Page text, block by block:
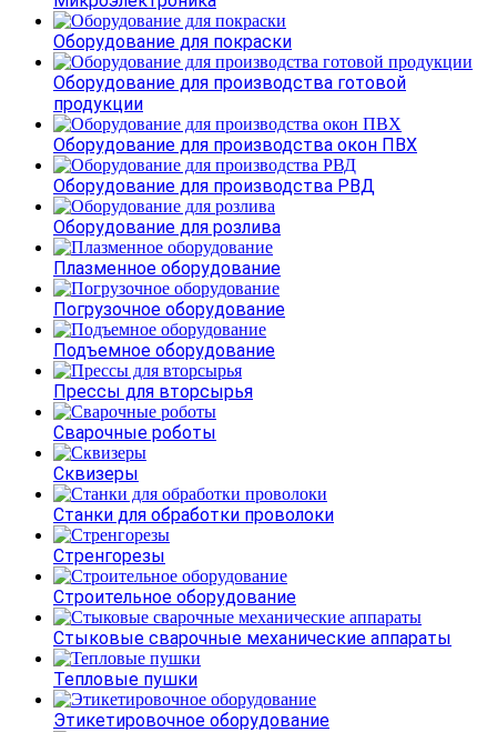
Оборудование для покраски
Оборудование для производства готовой
продукции
Оборудование для производства окон ПВХ
Оборудование для производства РВД
Оборудование для розлива
Плазменное оборудование
Погрузочное оборудование
Подъемное оборудование
Прессы для вторсырья
Сварочные роботы
Сквизеры
Станки для обработки проволоки
Стренгорезы
Строительное оборудование
Стыковые сварочные механические аппараты
Тепловые пушки
Этикетировочное оборудование